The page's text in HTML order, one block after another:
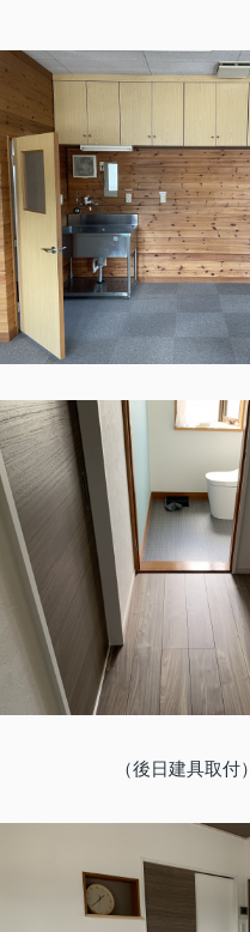
（後日建具取付）